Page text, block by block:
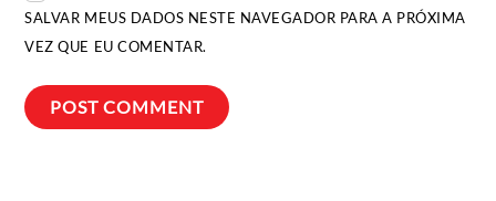
SALVAR MEUS DADOS NESTE NAVEGADOR PARA A PRÓXIMA
VEZ QUE EU COMENTAR.